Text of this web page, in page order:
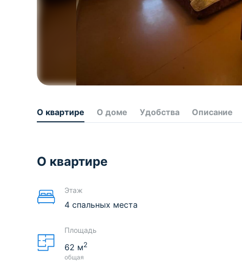
О квартире О доме Удобства Описание
О квартире
Этаж
4 спальных места
Площадь
62 м2
общая